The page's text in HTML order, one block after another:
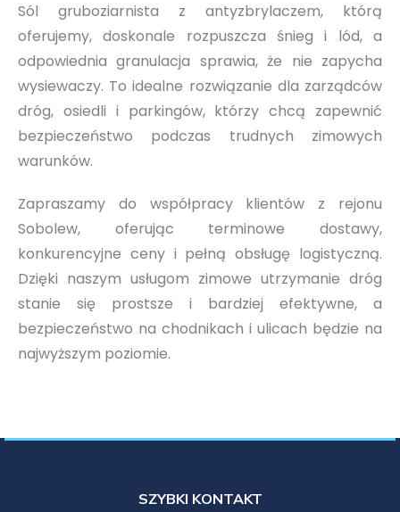
Sól gruboziarnista z antyzbrylaczem, którą
oferujemy, doskonale rozpuszcza śnieg i lód, a
odpowiednia granulacja sprawia, że nie zapycha
wysiewaczy. To idealne rozwiązanie dla zarządców
dróg, osiedli i parkingów, którzy chcą zapewnić
bezpieczeństwo podczas trudnych zimowych
warunków.
Zapraszamy do współpracy klientów z rejonu
Sobolew, oferując terminowe dostawy,
konkurencyjne ceny i pełną obsługę logistyczną.
Dzięki naszym usługom zimowe utrzymanie dróg
stanie się prostsze i bardziej efektywne, a
bezpieczeństwo na chodnikach i ulicach będzie na
najwyższym poziomie.
SZYBKI KONTAKT